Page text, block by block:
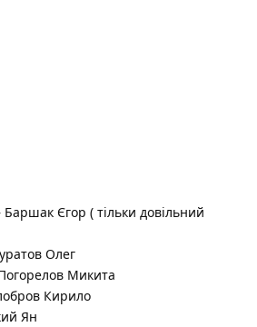
Єгор ( тільки довільний
Олег
Микита
Кирило
Ян